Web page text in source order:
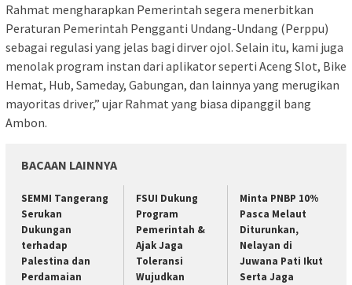
Rahmat mengharapkan Pemerintah segera menerbitkan
Peraturan Pemerintah Pengganti Undang-Undang (Perppu)
sebagai regulasi yang jelas bagi dirver ojol. Selain itu, kami juga
menolak program instan dari aplikator seperti Aceng Slot, Bike
Hemat, Hub, Sameday, Gabungan, dan lainnya yang merugikan
mayoritas driver,” ujar Rahmat yang biasa dipanggil bang
Ambon.
BACAAN LAINNYA
SEMMI Tangerang
Serukan
Dukungan
terhadap
Palestina dan
Perdamaian
FSUI Dukung
Program
Pemerintah &
Ajak Jaga
Toleransi
Wujudkan
Minta PNBP 10%
Pasca Melaut
Diturunkan,
Nelayan di
Juwana Pati Ikut
Serta Jaga